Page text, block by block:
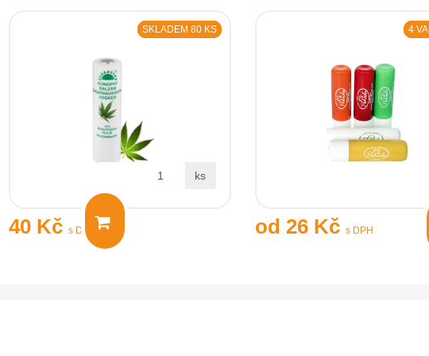
SKLADEM 80 KS
40 Kč s DPH
ks
4
od 26 Kč s DPH